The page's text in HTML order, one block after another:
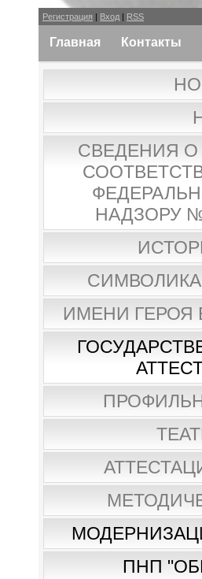
Регистрация | Вход | RSS
Главная Контакты
СВЕДЕНИЯ
НАДЗОРУ
ИМЕНИ ГЕРОЯ
ПНП